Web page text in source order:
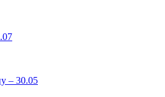
– 30.05